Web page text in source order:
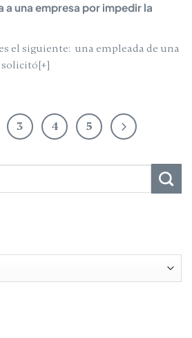
a una empresa por impedir la
el siguiente: una empleada de una
solicitó[+]
3 4 5